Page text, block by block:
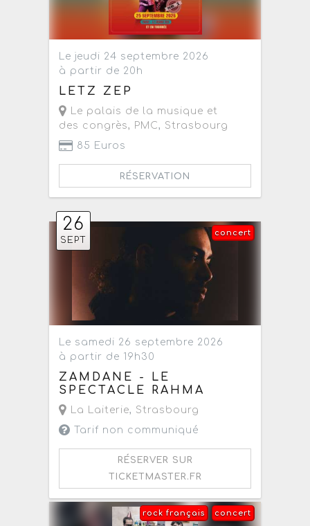
Le jeudi 24 septembre 2026
à partir de 20h
LETZ ZEP
Le palais de la musique et
des congrès, PMC, Strasbourg
85 Euros
RÉSERVATION
26
SEPT
concert
Le samedi 26 septembre 2026
à partir de 19h30
ZAMDANE - LE
SPECTACLE RAHMA
La Laiterie, Strasbourg
Tarif non communiqué
RÉSERVER SUR
TICKETMASTER.FR
concert
rock français